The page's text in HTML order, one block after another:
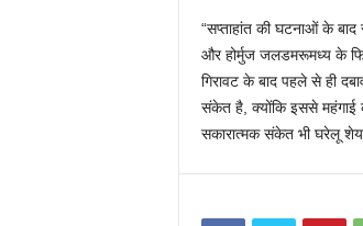
“सप्ताहांत की घटनाओं के
और होर्मुज जलडमरूमध्य के
गिरावट के बाद पहले से ही
संकेत है, क्योंकि इससे महंगाई
सकारात्मक संकेत भी घरेलू